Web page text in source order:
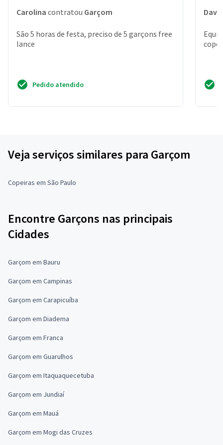
Carolina contratou Garçom
São 5 horas de festa, preciso de 5 garçons free
lance
Pedido atendido
Davi
Veja serviços similares para Garçom
Copeiras em São Paulo
Encontre Garçons nas principais
Cidades
Garçom em Bauru
Garçom em Campinas
Garçom em Carapicuíba
Garçom em Diadema
Garçom em Franca
Garçom em Guarulhos
Garçom em Itaquaquecetuba
Garçom em Jundiaí
Garçom em Mauá
Garçom em Mogi das Cruzes